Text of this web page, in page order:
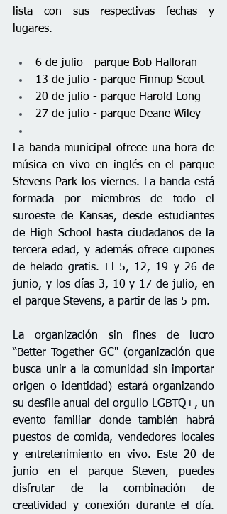
lista con sus respectivas fechas y
lugares.
6 de julio - parque Bob Halloran
13 de julio - parque Finnup Scout
20 de julio - parque Harold Long
27 de julio - parque Deane Wiley
La banda municipal ofrece una hora de
música en vivo en inglés en el parque
Stevens Park los viernes. La banda está
formada por miembros de todo el
suroeste de Kansas, desde estudiantes
de High School hasta ciudadanos de la
tercera edad, y además ofrece cupones
de helado gratis. El 5, 12, 19 y 26 de
junio, y los días 3, 10 y 17 de julio, en
el parque Stevens, a partir de las 5 pm.
La organización sin fines de lucro
“Better
Together GC" (organización que
busca unir a la comunidad sin importar
origen o identidad) estará organizando
su desfile anual del orgullo LGBTQ+, un
evento familiar donde también habrá
puestos de comida, vendedores locales
y entretenimiento en vivo. Este 20 de
junio en el parque Steven, puedes
disfrutar de la combinación de
creatividad y conexión durante el día.